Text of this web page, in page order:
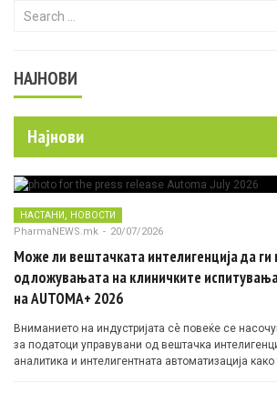
Search for:
НАЈНОВИ
Најнови
НАСТАНИ, НОВОСТИ
PharmaNEWS.mk - 20/07/2026
Може ли вештачката интелигенција да ги
одложувањата на клиничките
на AUTOMA+ 2026
Вниманието на индустријата сè повеќе се
за податоци управувани од вештачка
аналитика и интелигентната автоматизација